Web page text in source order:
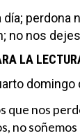
día; perdona
no nos
LA
domingo
que nos
no